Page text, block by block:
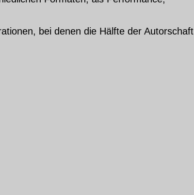
bei denen die Hälfte der Autorschaft